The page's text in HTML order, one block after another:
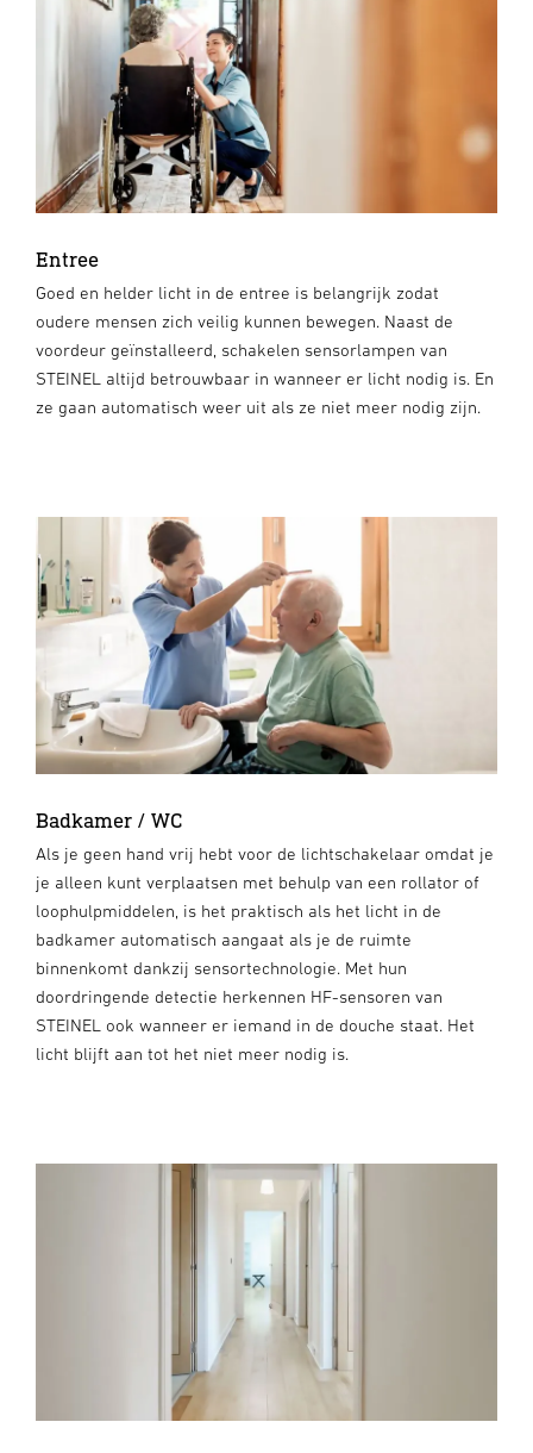
Entree
Goed en helder licht in de entree is belangrijk zodat
oudere mensen zich veilig kunnen bewegen. Naast de
voordeur geïnstalleerd, schakelen sensorlampen van
STEINEL altijd betrouwbaar in wanneer er licht nodig is. En
ze gaan automatisch weer uit als ze niet meer nodig zijn.
Badkamer / WC
Als je geen hand vrij hebt voor de lichtschakelaar omdat je
je alleen kunt verplaatsen met behulp van een rollator of
loophulpmiddelen, is het praktisch als het licht in de
badkamer automatisch aangaat als je de ruimte
binnenkomt dankzij sensortechnologie. Met hun
doordringende detectie herkennen HF-sensoren van
STEINEL ook wanneer er iemand in de douche staat. Het
licht blijft aan tot het niet meer nodig is.